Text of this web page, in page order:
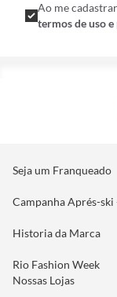
Ao me
termos de uso
Seja um Franqueado
Campanha Aprés-
Historia da Marca
Rio Fashion Week
Nossas Lojas